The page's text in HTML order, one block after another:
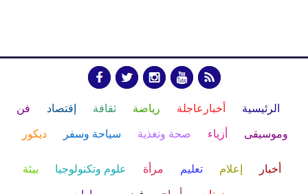
الرئيسية أخبارعاجلة رياضة ثقافة إقتصاد فن
وموسيقى أزياء صحة وتغذية سياحة وسفر ديكور
أخبار إعلام تعليم مرأة علوم وتكنولوجيا بيئة